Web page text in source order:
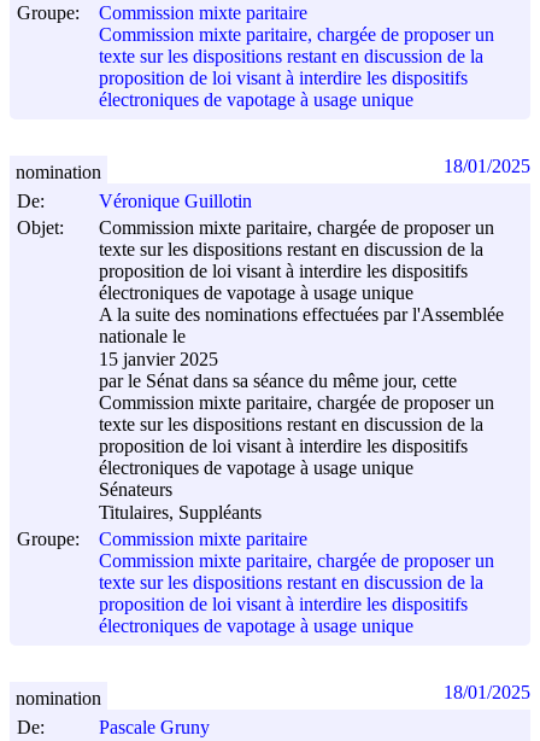
Groupe:
Commission mixte paritaire
Commission mixte paritaire, chargée de proposer un
texte sur les dispositions restant en discussion de la
proposition de loi visant à interdire les dispositifs
électroniques de vapotage à usage unique
De:
Véronique Guillotin
Objet:
Commission mixte paritaire, chargée de proposer un
texte sur les dispositions restant en discussion de la
proposition de loi visant à interdire les dispositifs
électroniques de vapotage à usage unique
A la suite des nominations effectuées par l'Assemblée
nationale le
15 janvier 2025
par le Sénat dans sa séance du même jour, cette
Commission mixte paritaire, chargée de proposer un
texte sur les dispositions restant en discussion de la
proposition de loi visant à interdire les dispositifs
électroniques de vapotage à usage unique
Sénateurs
Titulaires, Suppléants
Groupe:
Commission mixte paritaire
Commission mixte paritaire, chargée de proposer un
texte sur les dispositions restant en discussion de la
proposition de loi visant à interdire les dispositifs
électroniques de vapotage à usage unique
nomination 18/01/2025
De:
Pascale Gruny
nomination 18/01/2025